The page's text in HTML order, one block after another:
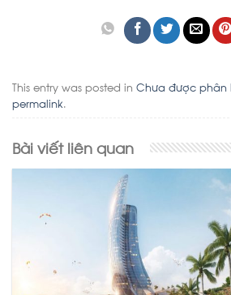
This entry was posted in Chưa được phân
permalink.
Bài viết liên quan